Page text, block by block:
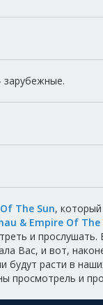
зарубежные.
The Sun,
& Empire Of The
и прослушать.
Вас, и вот,
будут расти в
просмотрель и